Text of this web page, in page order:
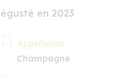
en 2023
Appellation
Champagne